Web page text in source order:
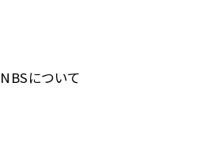
NBSについて